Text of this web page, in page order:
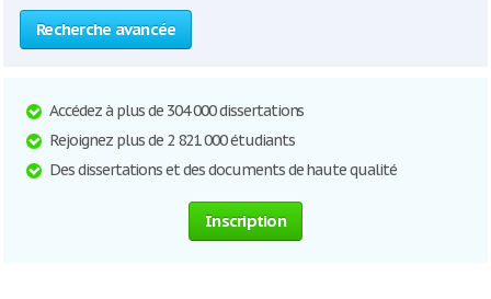
Recherche avancée
Accédez à plus de 304 000 dissertations
Rejoignez plus de 2 821 000 étudiants
Des dissertations et des documents de haute qualité
Inscription